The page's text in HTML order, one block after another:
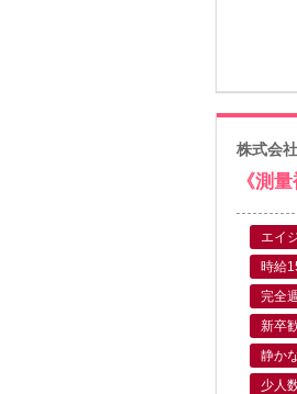
株式会
《測
エイ
時給
完全
新卒
静か
少人